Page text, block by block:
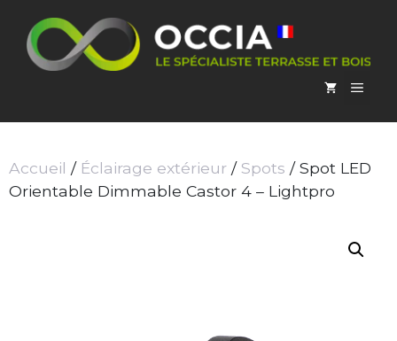
contenu
Accueil / Éclairage extérieur / Spots / Spot LED
Orientable Dimmable Castor 4 – Lightpro